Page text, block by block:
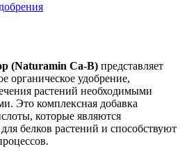
(Naturamin Ca-B) представляет
органическое удобрение,
растений необходимыми
Это комплексная добавка
которые являются
белков растений и способствуют